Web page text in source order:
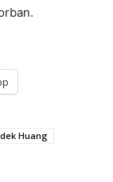
Huang